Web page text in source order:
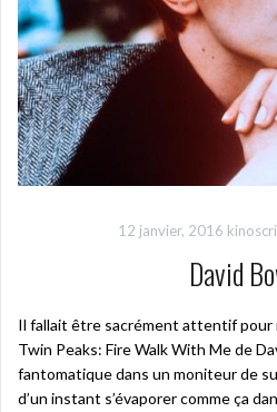
12 janvier, 2016
David
Il fallait être sacrément attentif pour
Twin Peaks: Fire Walk With Me de
fantomatique dans un moniteur de
d’un instant s’évaporer comme ça